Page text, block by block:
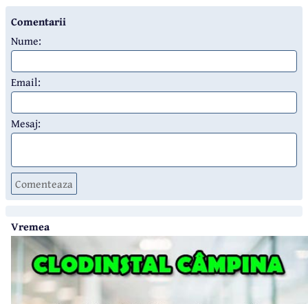
Comentarii
Nume:
Email:
Mesaj:
Comenteaza
Vremea